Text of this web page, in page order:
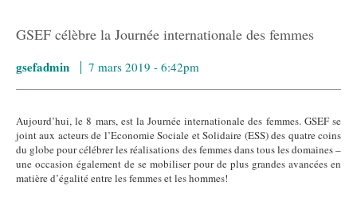
GSEF célèbre la Journée internationale des femmes
gsefadmin 7 mars 2019 - 6:42pm
Aujourd’hui, le 8 mars, est la Journée internationale des femmes. GSEF se
joint aux acteurs de l’Economie Sociale et Solidaire (ESS) des quatre coins
du globe pour célébrer les réalisations des femmes dans tous les domaines –
une occasion également de se mobiliser pour de plus grandes avancées en
matière d’égalité entre les femmes et les hommes!